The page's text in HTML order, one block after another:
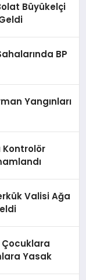
Büyükelçi
BP
Yangınları
Kontrolör
Valisi Ağa
Çocuklara
Yasak